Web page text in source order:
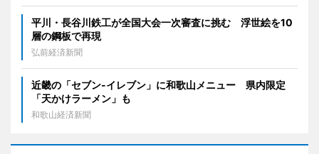
平川・長谷川鉄工が全国大会一次審査に挑む 浮世絵を10
層の鋼板で再現
弘前経済新聞
近畿の「セブン-イレブン」に和歌山メニュー 県内限定
「天かけラーメン」も
和歌山経済新聞